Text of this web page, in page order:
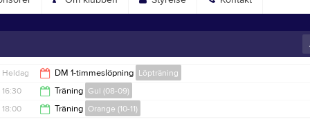
Heldag DM 1-timmeslöpning Löpträning
16:30 Träning Gul (08-09)
18:00 Träning Orange (10-11)